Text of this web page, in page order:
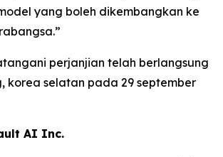
yang boleh dikembangkan ke
perjanjian telah berlangsung
korea selatan pada 29 september
AI Inc.